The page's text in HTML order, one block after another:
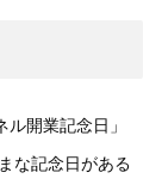
開業記念日」
な記念日がある